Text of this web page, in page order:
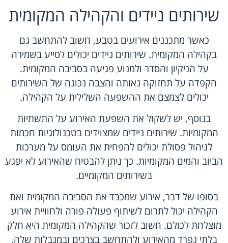
שירותים ניידים והקהילה המקומית
כאשר מתכננים אירועים בטבע, חשוב להתחשב גם
בקהילה המקומית. שירותים ניידים יכולים לסייע בשמירה
על הניקיון והסדר ולמנוע פגיעה בסביבה המקומית.
הקפדה על תחזוקה נאותה והצבה נכונה של השירותים
יכולים לצמצם את ההשפעה השלילית על הקהילה.
בנוסף, יש לשקול את השפעת האירוע על התשתיות
המקומיות. שירותים ניידים שמצוידים בטכנולוגיות חכמות
לניהול פסולת יכולים להפחית את העומס על מערכות
הביוב והמים המקומיות. כך ניתן להבטיח שהאירוע לא יפגע
בשירותים המקומיים.
בסופו של דבר, אירוע שמכבד את הסביבה המקומית ואת
הקהילה יכול לתרום לשיתוף פעולה פורה ולחוויית אירוע
מוצלחת לכולם. חשוב לזכור שהקהילה המקומית היא חלק
בלתי נפרד מהאירוע ולהתחשב בצרכים ובמגבלות שלה.